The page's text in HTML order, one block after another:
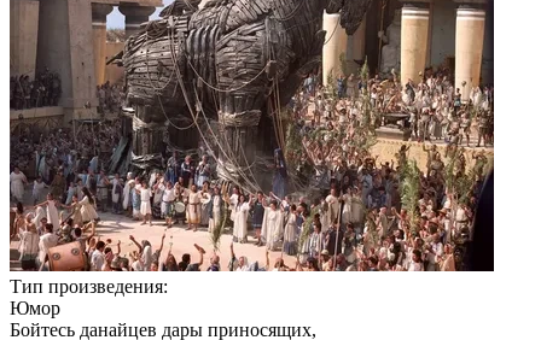
Тип произведения:
Юмор
Бойтесь данайцев дары приносящих,